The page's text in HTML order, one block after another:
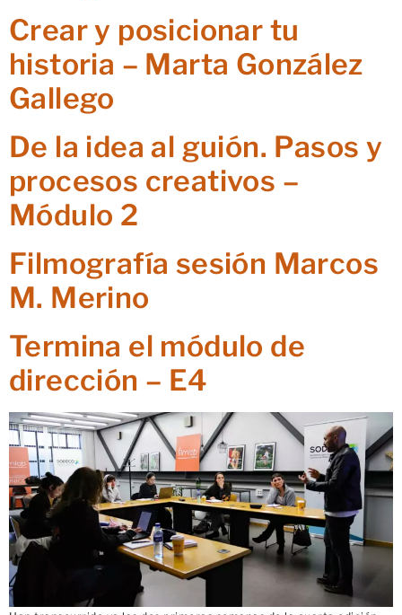
Crear y posicionar tu
historia – Marta González
Gallego
De la idea al guión. Pasos y
procesos creativos –
Módulo 2
Filmografía sesión Marcos
M. Merino
Termina el módulo de
dirección – E4